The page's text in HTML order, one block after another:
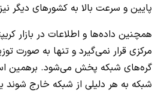
پایین و سرعت بالا به کشورهای دیگر
همچنین داده‌ها و اطلاعات در بازار
مرکزی قرار نمی‌گیرد و تنها به صورت
گره‌های شبکه پخش می‌شود. برهمین
شبکه به هر دلیلی از شبکه خارج شوند